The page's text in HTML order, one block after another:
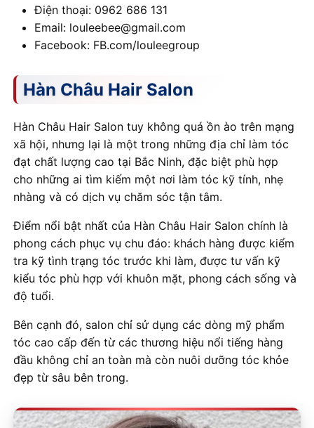
Điện thoại: 0962 686 131
Email: louleebee@gmail.com
Facebook: FB.com/louleegroup
Hàn Châu Hair Salon
Hàn Châu Hair Salon tuy không quá ồn ào trên mạng
xã hội, nhưng lại là một trong những địa chỉ làm tóc
đạt chất lượng cao tại Bắc Ninh, đặc biệt phù hợp
cho những ai tìm kiếm một nơi làm tóc kỹ tính, nhẹ
nhàng và có dịch vụ chăm sóc tận tâm.
Điểm nổi bật nhất của Hàn Châu Hair Salon chính là
phong cách phục vụ chu đáo: khách hàng được kiểm
tra kỹ tình trạng tóc trước khi làm, được tư vấn kỹ
kiểu tóc phù hợp với khuôn mặt, phong cách sống và
độ tuổi.
Bên cạnh đó, salon chỉ sử dụng các dòng mỹ phẩm
tóc cao cấp đến từ các thương hiệu nổi tiếng hàng
đầu không chỉ an toàn mà còn nuôi dưỡng tóc khỏe
đẹp từ sâu bên trong.